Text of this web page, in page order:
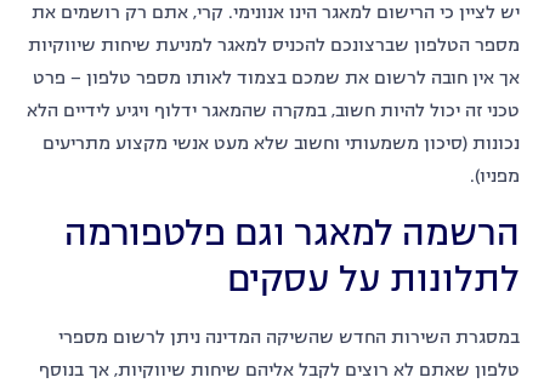
יש לציין כי הרישום למאגר הינו אנונימי. קרי, אתם רק רושמים את
מספר הטלפון שברצונכם להכניס למאגר למניעת שיחות שיווקיות
אך אין חובה לרשום את שמכם בצמוד לאותו מספר טלפון – פרט
טכני זה יכול להיות חשוב, במקרה שהמאגר ידלוף ויגיע לידיים הלא
נכונות (סיכון משמעותי וחשוב שלא מעט אנשי מקצוע מתריעים
מפניו).
הרשמה למאגר וגם פלטפורמה
לתלונות על עסקים
במסגרת השירות החדש שהשיקה המדינה ניתן לרשום מספרי
טלפון שאתם לא רוצים לקבל אליהם שיחות שיווקיות, אך בנוסף